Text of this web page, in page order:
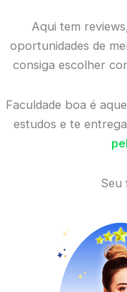
Aqui tem
oportunidades de
consiga escolher
Faculdade boa é
estudos e te
Seu